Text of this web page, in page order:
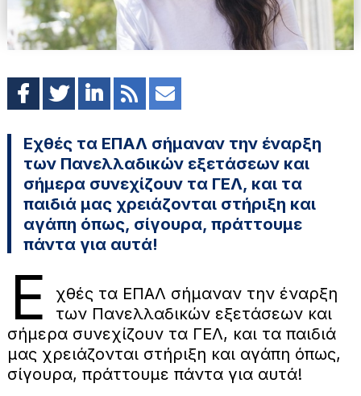
Εχθές τα ΕΠΑΛ σήμαναν την έναρξη
των Πανελλαδικών εξετάσεων και
σήμερα συνεχίζουν τα ΓΕΛ, και τα
παιδιά μας χρειάζονται στήριξη και
αγάπη όπως, σίγουρα, πράττουμε
πάντα για αυτά!
Ε
χθές τα ΕΠΑΛ σήμαναν την έναρξη
των Πανελλαδικών εξετάσεων και
σήμερα συνεχίζουν τα ΓΕΛ, και τα παιδιά
μας χρειάζονται στήριξη και αγάπη όπως,
σίγουρα, πράττουμε πάντα για αυτά!